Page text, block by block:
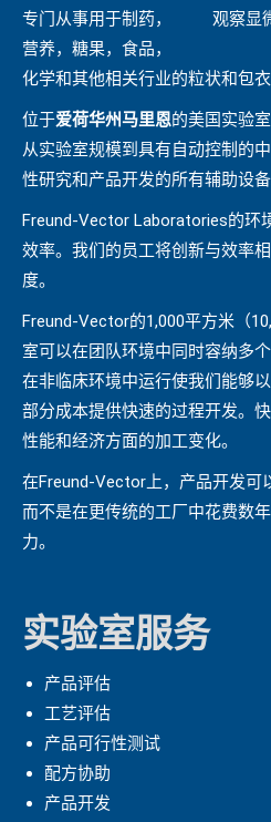
专门从事用于制药，
营养，糖果，食品，
化学和其他相关行业的粒状和包
位于爱荷华州马里恩的美国实验
从实验室规模到具有自动控制的
性研究和产品开发的所有辅助设备
Freund-Vector Laboratories的环
效率。我们的员工将创新与效率
度。
Freund-Vector的1,000平方米（
室可以在团队环境中同时容纳多
在非临床环境中运行使我们能够
部分成本提供快速的过程开发。
性能和经济方面的加工变化。
在Freund-Vector上，产品开发可
而不是在更传统的工厂中花费数
力。
实验室服务
产品评估
工艺评估
产品可行性测试
配方协助
产品开发